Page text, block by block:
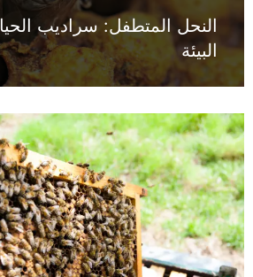
النحل المتطفل: سراديب
البيئة